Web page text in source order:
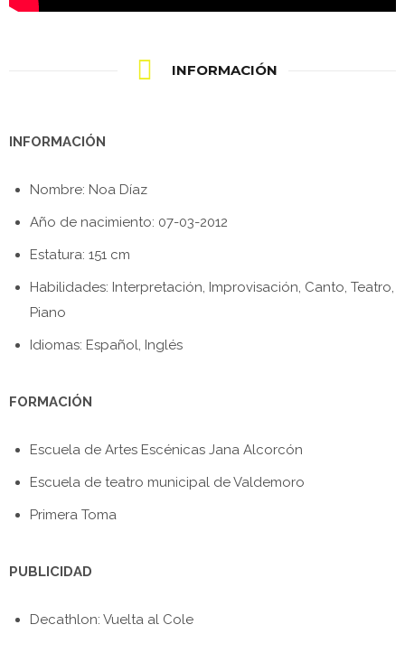
INFORMACIÓN
INFORMACIÓN
Nombre: Noa Díaz
Año de nacimiento: 07-03-2012
Estatura: 151 cm
Habilidades: Interpretación, Improvisación, Canto, Teatro,
Piano
Idiomas: Español, Inglés
FORMACIÓN
Escuela de Artes Escénicas Jana Alcorcón
Escuela de teatro municipal de Valdemoro
Primera Toma
PUBLICIDAD
Decathlon: Vuelta al Cole